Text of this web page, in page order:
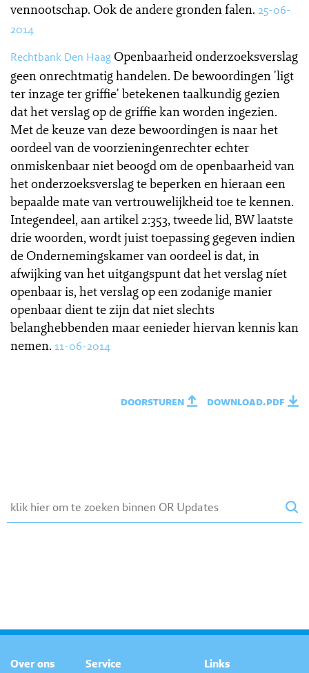
vennootschap. Ook de andere gronden falen. 25-06-
2014
Rechtbank Den Haag Openbaarheid onderzoeksverslag
geen onrechtmatig handelen. De bewoordingen 'ligt
ter inzage ter griffie' betekenen taalkundig gezien
dat het verslag op de griffie kan worden ingezien.
Met de keuze van deze bewoordingen is naar het
oordeel van de voorzieningenrechter echter
onmiskenbaar niet beoogd om de openbaarheid van
het onderzoeksverslag te beperken en hieraan een
bepaalde mate van vertrouwelijkheid toe te kennen.
Integendeel, aan artikel 2:353, tweede lid, BW laatste
drie woorden, wordt juist toepassing gegeven indien
de Ondernemingskamer van oordeel is dat, in
afwijking van het uitgangspunt dat het verslag níet
openbaar is, het verslag op een zodanige manier
openbaar dient te zijn dat niet slechts
belanghebbenden maar eenieder hiervan kennis kan
nemen. 11-06-2014
doorsturen download.pdf
Over ons Service Links